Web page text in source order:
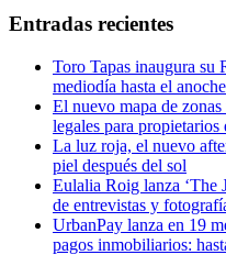
Entradas recientes
Toro Tapas inaugura su
mediodía hasta el
El nuevo mapa de
legales para
La luz roja, el nuevo
piel después del sol
Eulalia Roig lanza ‘The
de entrevistas y
UrbanPay lanza en 19
pagos inmobiliarios: